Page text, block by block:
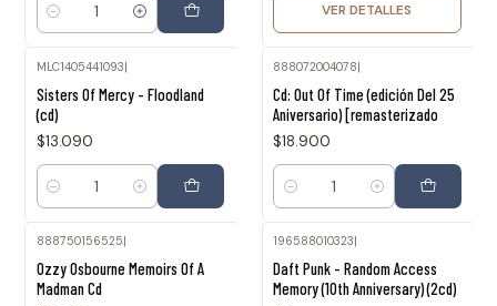
Cantidad
VER DETALLES
MLC1405441093|
Sisters Of Mercy - Floodland
(cd)
$13.090
Cantidad
888072004078|
Cd: Out Of Time (edición Del 25
Aniversario) [remasterizado
$18.900
Cantidad
888750156525
Ozzy Osbourne Memoirs Of A
Madman Cd
196588010323
Daft Punk - Random Access
Memory (10th Anniversary) (2cd)